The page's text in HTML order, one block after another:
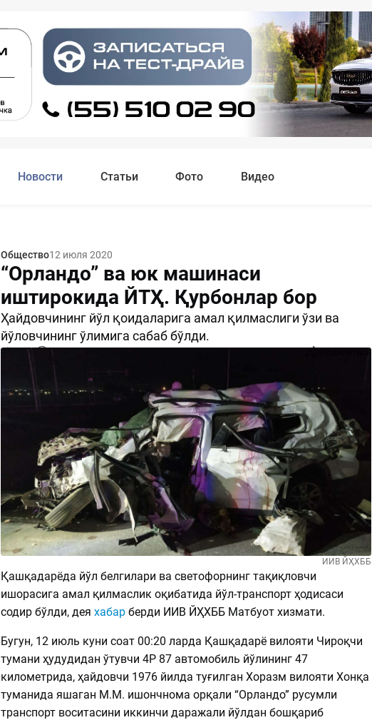
Новости Статьи Фото Видео
Общество12 июля 2020
“Орландо” ва юк машинаси
иштирокида ЙТҲ. Қурбонлар бор
Ҳайдовчининг йўл қоидаларига амал қилмаслиги ўзи ва
йўловчининг ўлимига сабаб бўлди.
1856 Поделиться
ИИВ ЙҲХББ
Қашқадарёда йўл белгилари ва светофорнинг тақиқловчи
ишорасига амал қилмаслик оқибатида йўл-транспорт ҳодисаси
содир бўлди, дея хабарберди ИИВ ЙҲХББ Матбуот хизмати.
Бугун, 12 июль куни соат 00:20 ларда Қашқадарё вилояти Чироқчи
тумани ҳудудидан ўтувчи 4Р 87 автомобиль йўлининг 47
километрида, ҳайдовчи 1976 йилда туғилган Хоразм вилояти Хонқа
туманида яшаган М.М. ишончнома орқали “Орландо” русумли
транспорт воситасини иккинчи даражали йўлдан бошқариб